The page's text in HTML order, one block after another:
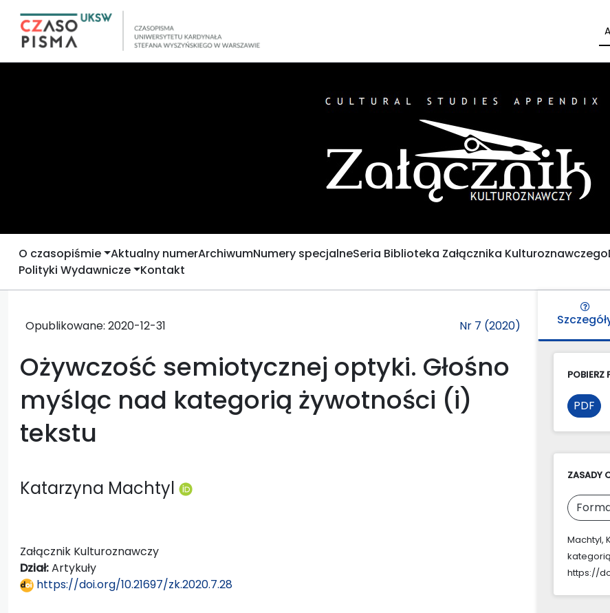
A
O czasopiśmie Aktualny numerArchiwumNumery specjalneSeria Biblioteka Załącznika Kulturoznawczego
Polityki Wydawnicze Kontakt
Opublikowane: 2020-12-31 Nr 7 (2020)
Ożywczość semiotycznej optyki. Głośno
myśląc nad kategorią żywotności (i)
tekstu
Katarzyna Machtyl
Załącznik Kulturoznawczy
Dział:Artykuły
https://doi.org/10.21697/zk.2020.7.28
POBIERZ
PDF
ZASADY
Machtyl,
https://